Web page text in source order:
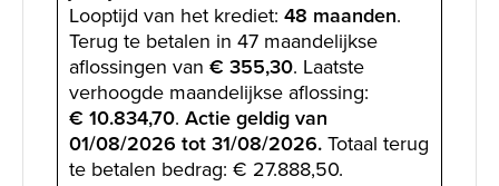
Looptijd van het krediet: 48 maanden.
Terug te betalen in 47 maandelijkse
aflossingen van € 355,30. Laatste
verhoogde maandelijkse aflossing:
€ 10.834,70. Actie geldig van
01/08/2026 tot 31/08/2026.Totaal terug
te betalen bedrag: € 27.888,50.